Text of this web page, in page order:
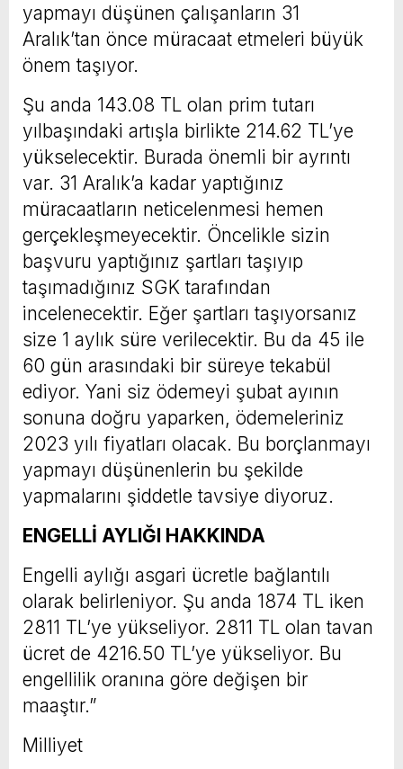
yapmayı düşünen çalışanların 31
Aralık’tan önce müracaat etmeleri büyük
önem taşıyor.
Şu anda 143.08 TL olan prim tutarı
yılbaşındaki artışla birlikte 214.62 TL’ye
yükselecektir. Burada önemli bir ayrıntı
var. 31 Aralık’a kadar yaptığınız
müracaatların neticelenmesi hemen
gerçekleşmeyecektir. Öncelikle sizin
başvuru yaptığınız şartları taşıyıp
taşımadığınız SGK tarafından
incelenecektir. Eğer şartları taşıyorsanız
size 1 aylık süre verilecektir. Bu da 45 ile
60 gün arasındaki bir süreye tekabül
ediyor. Yani siz ödemeyi şubat ayının
sonuna doğru yaparken, ödemeleriniz
2023 yılı fiyatları olacak. Bu borçlanmayı
yapmayı düşünenlerin bu şekilde
yapmalarını şiddetle tavsiye diyoruz.
ENGELLİ AYLIĞI HAKKINDA
Engelli aylığı asgari ücretle bağlantılı
olarak belirleniyor. Şu anda 1874 TL iken
2811 TL’ye yükseliyor. 2811 TL olan tavan
ücret de 4216.50 TL’ye yükseliyor. Bu
engellilik oranına göre değişen bir
maaştır.”
Milliyet